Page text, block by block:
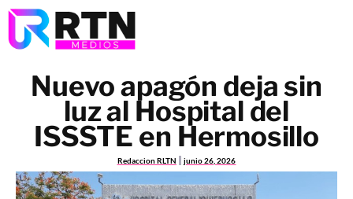
Nuevo apagón deja sin
luz al Hospital del
ISSSTE en Hermosillo
Redaccion RLTN junio 26, 2026